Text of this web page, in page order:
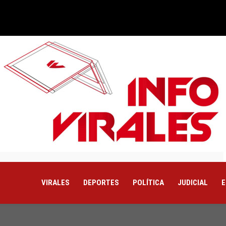
VIRALES DEPORTES POLÍTICA JUDICIAL